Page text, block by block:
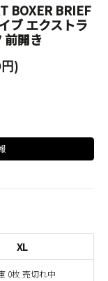
BOXER BRIEF
ブ エクストラ
前開き
)
XL
0枚 売切れ中